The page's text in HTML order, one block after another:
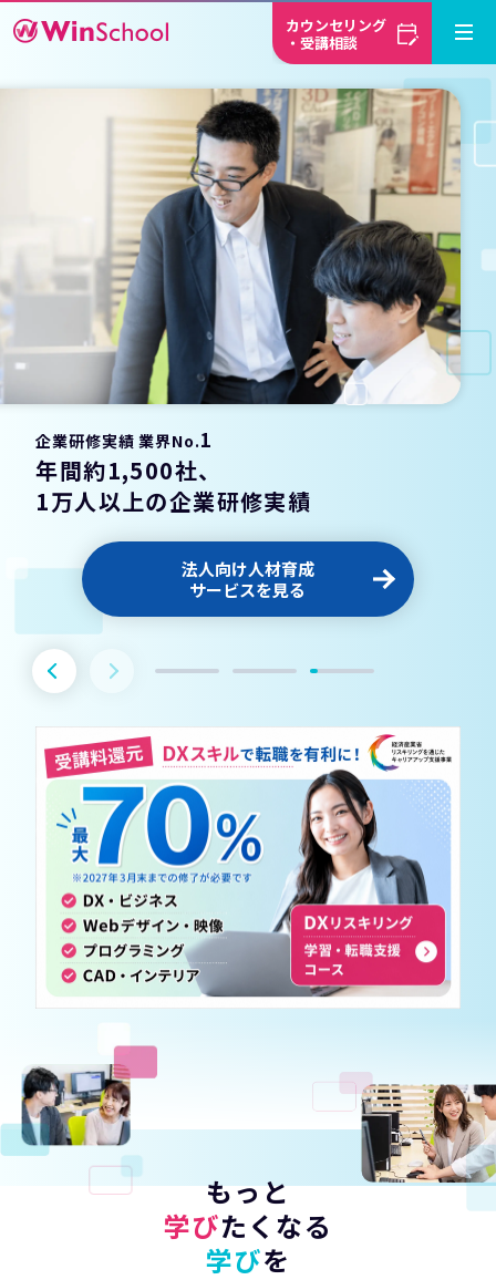
カウンセリング
・受講相談
企業研修実績 業界No.1
年間約1,500社、
1万人以上の企業研修実績
法人向け人材育成
サービスを見る
もっと
学びたくなる
学びを